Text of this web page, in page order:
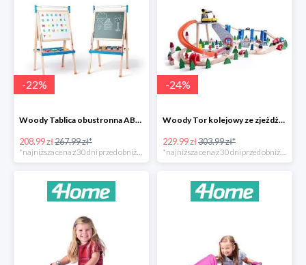
-22%
Woody Tablica obustronna ABC -22%
208.99 zł267.99 zł*
*najniższa cena z 30 dni przed obniżką
-24%
Woody Tor kolejowy ze zjeżdżalnią i żurawiem -24%
229.99 zł303.99 zł*
*najniższa cena z 30 dni przed obniżką